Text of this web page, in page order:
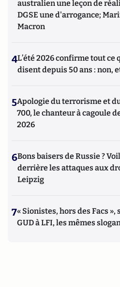
australien une leçon de
DGSE une d'arrogance;
Macron
4L’été 2026 confirme tout ce
disent depuis 50 ans : non,
5Apologie du terrorisme et
700, le chanteur à cagoule
2026
6Bons baisers de Russie ?
derrière les attaques aux
Leipzig
7« Sionistes, hors des Facs
GUD à LFI, les mêmes